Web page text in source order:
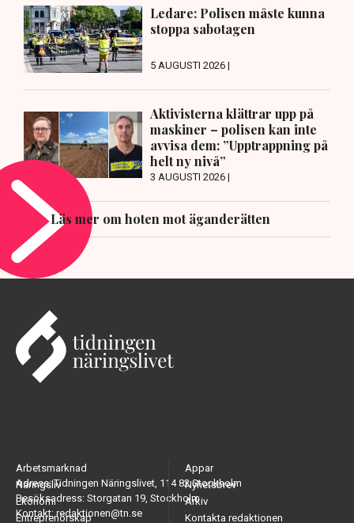
Ledare: Polisen måste kunna
stoppa sabotagen
5 AUGUSTI 2026 |
Aktivisterna klättrar upp på
maskiner – polisen kan inte
avvisa dem: ”Upptrappning på
helt ny nivå”
3 AUGUSTI 2026 |
Läs mer om hoten mot äganderätten
Adress: Tidningen Näringslivet, 114 82 Stockholm
Besöksadress: Storgatan 19, Stockholm
Kontakt: redaktionen@tn.se
Arbetsmarknad
Näringsliv
Ekonomi
Entreprenörskap
Appar
Nyhetsbrev
Arkiv
Kontakta redaktionen